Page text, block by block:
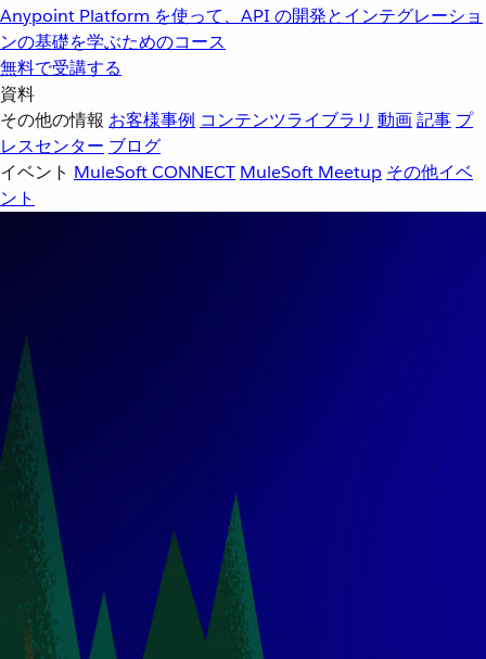
Anypoint Platform を使って、API の開発とインテグレーショ
ンの基礎を学ぶためのコース
無料で受講する
資料
その他の情報 お客様事例 コンテンツライブラリ 動画記事 プ
レスセンター ブログ
イベント MuleSoft CONNECT MuleSoft Meetup その他イベ
ント